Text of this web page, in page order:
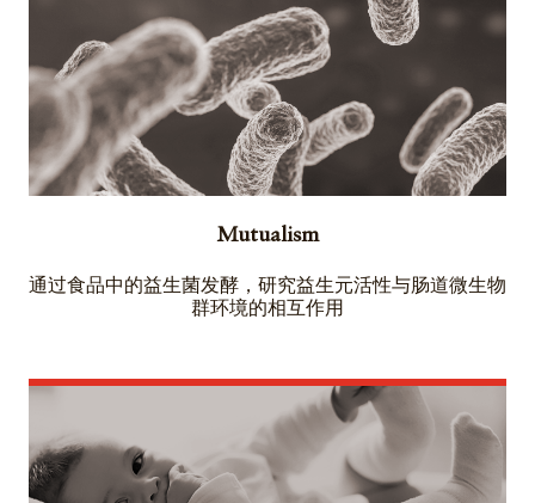
Mutualism
通过食品中的益生菌发酵，研究益生元活性与肠道微生物
群环境的相互作用